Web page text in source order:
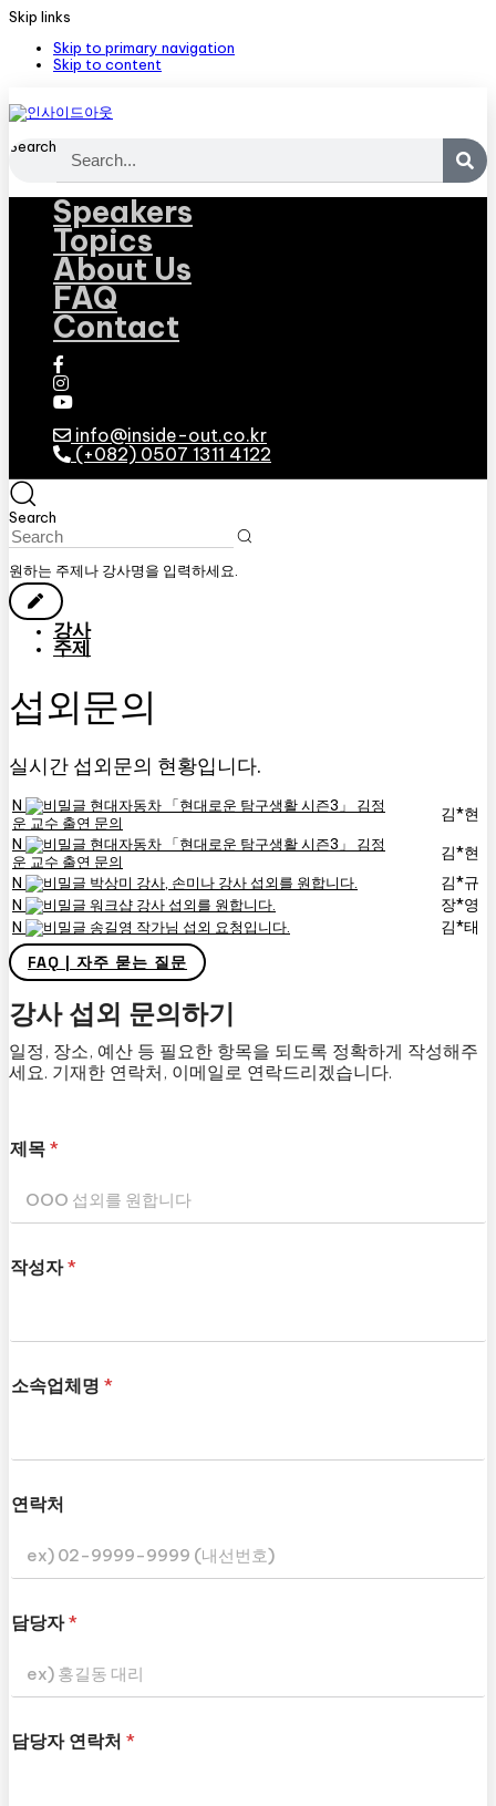
Skip links
Skip to primary navigation
Skip to content
Search
Speakers
Topics
About Us
FAQ
Contact
info@inside-out.co.kr
(+082) 0507 1311 4122
Search
원하는 주제나 강사명을 입력하세요.
강사
주제
섭외문의
실시간 섭외문의 현황입니다.
N
현대자동차 「현대로운 탐구생활 시즌3」 김정
운 교수 출연 문의
김*현
N
현대자동차 「현대로운 탐구생활 시즌3」 김정
운 교수 출연 문의
김*현
N 박상미 강사, 손미나 강사 섭외를 원합니다. 김*규
N 워크샵 강사 섭외를 원합니다. 장*영
N 송길영 작가님 섭외 요청입니다.
김*태
FAQ | 자주 묻는 질문
강사 섭외 문의하기
일정, 장소, 예산 등 필요한 항목을 되도록 정확하게 작성해주
세요. 기재한 연락처, 이메일로 연락드리겠습니다.
제목 *
작성자*
소속업체명 *
연락처
담당자*
담당자 연락처 *